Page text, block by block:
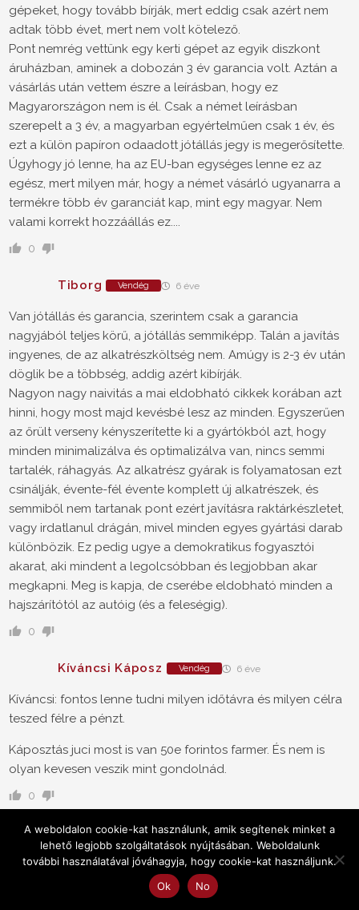
gépeket, hogy tovább bírják, mert eddig csak azért nem
adtak több évet, mert nem volt kötelező.
Pont nemrég vettünk egy kerti gépet az egyik diszkont
áruházban, aminek a dobozán 3 év garancia volt. Aztán a
vásárlás után vettem észre a leírásban, hogy ez
Magyarországon nem is él. Csak a német leírásban
szerepelt a 3 év, a magyarban egyértelműen csak 1 év, és
ezt a külön papíron odaadott jótállás jegy is megerősítette.
Úgyhogy jó lenne, ha az EU-ban egységes lenne ez az
egész, mert milyen már, hogy a német vásárló ugyanarra a
termékre több év garanciát kap, mint egy magyar. Nem
valami korrekt hozzáállás ez....
0
Tiborg Vendég 6 éve
Van jótállás és garancia, szerintem csak a garancia
nagyjából teljes körű, a jótállás semmiképp. Talán a javítás
ingyenes, de az alkatrészköltség nem. Amúgy is 2-3 év után
döglik be a többség, addig azért kibírják.
Nagyon nagy naivitás a mai eldobható cikkek korában azt
hinni, hogy most majd kevésbé lesz az minden. Egyszerűen
az őrült verseny kényszerítette ki a gyártókból azt, hogy
minden minimalizálva és optimalizálva van, nincs semmi
tartalék, ráhagyás. Az alkatrész gyárak is folyamatosan ezt
csinálják, évente-fél évente komplett új alkatrészek, és
semmiből nem tartanak pont ezért javításra raktárkészletet,
vagy irdatlanul drágán, mivel minden egyes gyártási darab
különbözik. Ez pedig ugye a demokratikus fogyasztói
akarat, aki mindent a legolcsóbban és legjobban akar
megkapni. Meg is kapja, de cserébe eldobható minden a
hajszárítótól az autóig (és a feleségig).
0
Kíváncsi Káposz Vendég 6 éve
Kíváncsi: fontos lenne tudni milyen időtávra és milyen célra
teszed félre a pénzt.
Káposztás juci most is van 50e forintos farmer. És nem is
olyan kevesen veszik mint gondolnád.
0
Mindegy Vendég 6 éve
Ez részben jó, részben meg nem. A kereskedő be fogja
árazni a plusz jótállást. Másrészt meg a műszaki cikkek
jellemzően a használatbavételt követően szinte azonnal
A weboldalon cookie-kat használunk, amik segítenek minket a
lehető legjobb szolgáltatások nyújtásában. Weboldalunk
további használatával jóváhagyja, hogy cookie-kat használjunk.
Ok
No